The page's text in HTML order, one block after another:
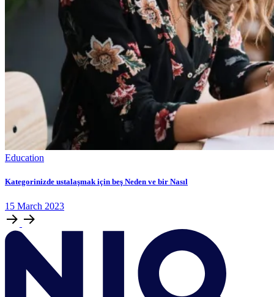
Education
Kategorinizde ustalaşmak için beş Neden ve bir Nasıl
15 March 2023